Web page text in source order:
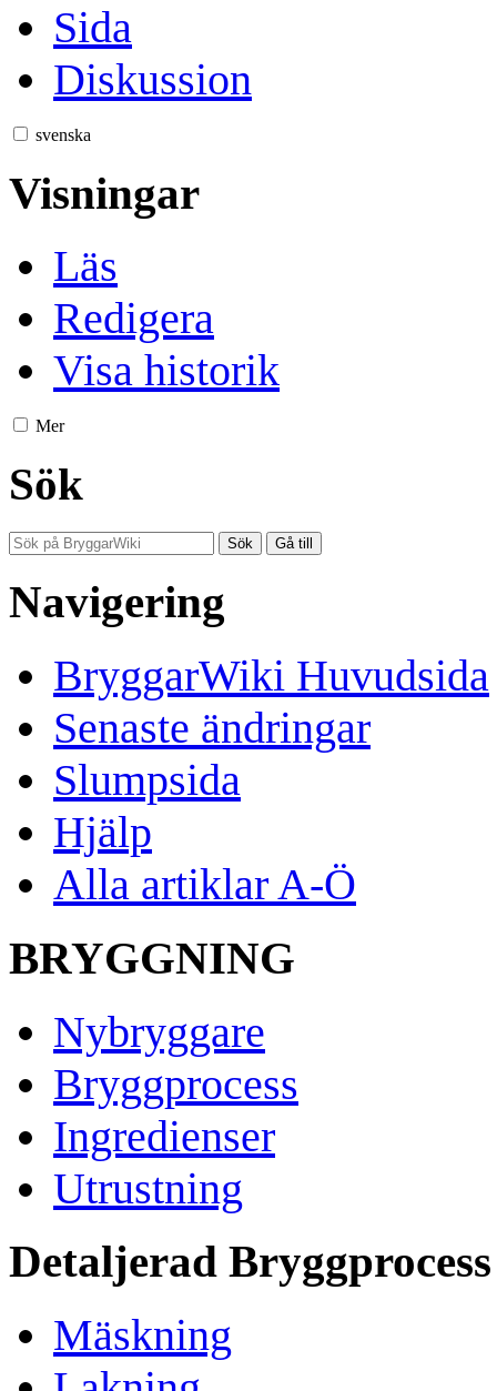
Sida
Diskussion
svenska
Visningar
Läs
Redigera
Visa historik
Mer
Sök
Navigering
BryggarWiki Huvudsida
Senaste ändringar
Slumpsida
Hjälp
Alla artiklar A-Ö
BRYGGNING
Nybryggare
Bryggprocess
Ingredienser
Utrustning
Detaljerad Bryggprocess
Mäskning